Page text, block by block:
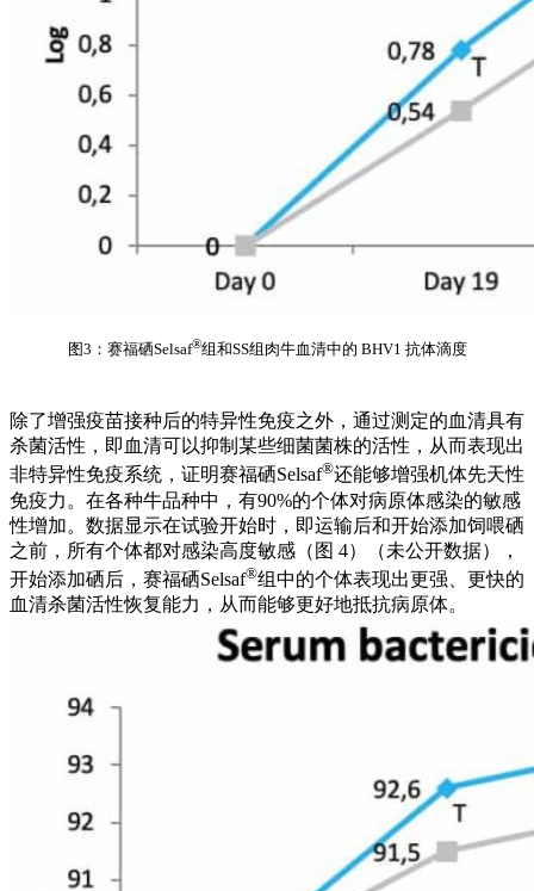
图3：赛福硒Selsaf®组和SS组肉牛血清中的 BHV1 抗体滴度
除了增强疫苗接种后的特异性免疫之外，通过测定的血清具有
杀菌活性，即血清可以抑制某些细菌菌株的活性，从而表现出
非特异性免疫系统，证明赛福硒Selsaf®还能够增强机体先天性
免疫力。在各种牛品种中，有90%的个体对病原体感染的敏感
性增加。数据显示在试验开始时，即运输后和开始添加饲喂硒
之前，所有个体都对感染高度敏感（图 4）（未公开数据），
开始添加硒后，赛福硒Selsaf®组中的个体表现出更强、更快的
血清杀菌活性恢复能力，从而能够更好地抵抗病原体。